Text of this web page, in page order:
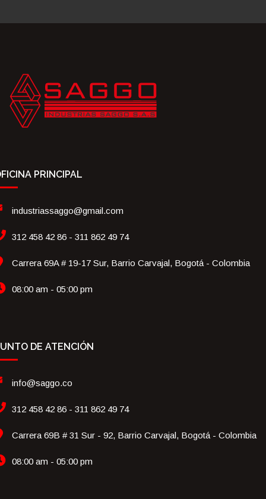
PRINCIPAL
industriassaggo@gmail.com
312 458 42 86 - 311 862 49 74
Carrera 69A # 19-17 Sur, Barrio Carvajal, Bogotá - Colombia
08:00 am - 05:00 pm
DE ATENCIÓN
info@saggo.co
312 458 42 86 - 311 862 49 74
Carrera 69B # 31 Sur - 92, Barrio Carvajal, Bogotá - Colombia
08:00 am - 05:00 pm